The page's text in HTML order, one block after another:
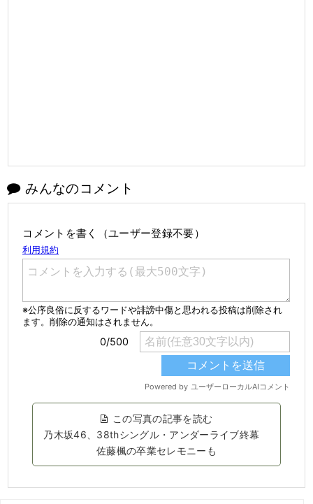
みんなのコメント
コメントを書く（ユーザー登録不要）
この写真の記事を読む
乃木坂46、38thシングル・アンダーライブ終幕
佐藤楓の卒業セレモニーも